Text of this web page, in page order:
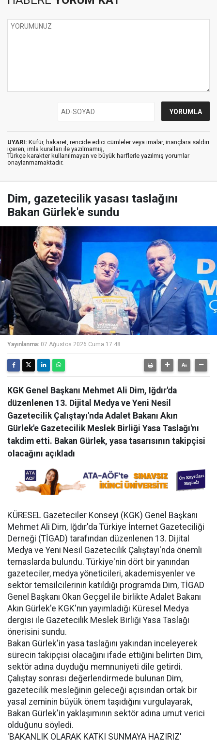
UYARI: Küfür, hakaret, rencide edici cümleler veya imalar, inançlara saldırı
içeren, imla kuralları ile yazılmamış,
Türkçe karakter kullanılmayan ve büyük harflerle yazılmış yorumlar
onaylanmamaktadır.
Dim, gazetecilik yasası taslağını
Bakan Gürlek'e sundu
Yayınlanma: 07 Ağustos 2026 Cuma 17:48
KGK Genel Başkanı Mehmet Ali Dim, Iğdır'da
düzenlenen 13. Dijital Medya ve Yeni Nesil
Gazetecilik Çalıştayı'nda Adalet Bakanı Akın
Gürlek'e Gazetecilik Meslek Birliği Yasa Taslağı'nı
takdim etti. Bakan Gürlek, yasa tasarısının takipçisi
olacağını açıkladı
KÜRESEL Gazeteciler Konseyi (KGK) Genel Başkanı
Mehmet Ali Dim, Iğdır'da Türkiye İnternet Gazeteciliği
Derneği (TİGAD) tarafından düzenlenen 13. Dijital
Medya ve Yeni Nesil Gazetecilik Çalıştayı'nda önemli
temaslarda bulundu. Türkiye'nin dört bir yanından
gazeteciler, medya yöneticileri, akademisyenler ve
sektör temsilcilerinin katıldığı programda Dim, TİGAD
Genel Başkanı Okan Geçgel ile birlikte Adalet Bakanı
Akın Gürlek'e KGK'nın yayımladığı Küresel Medya
dergisi ile Gazetecilik Meslek Birliği Yasa Taslağı
önerisini sundu.
Bakan Gürlek'in yasa taslağını yakından inceleyerek
sürecin takipçisi olacağını ifade ettiğini belirten Dim,
sektör adına duyduğu memnuniyeti dile getirdi.
Çalıştay sonrası değerlendirmede bulunan Dim,
gazetecilik mesleğinin geleceği açısından ortak bir
yasal zeminin büyük önem taşıdığını vurgulayarak,
Bakan Gürlek'in yaklaşımının sektör adına umut verici
olduğunu söyledi.
'BAKANLIK OLARAK KATKI SUNMAYA HAZIRIZ'